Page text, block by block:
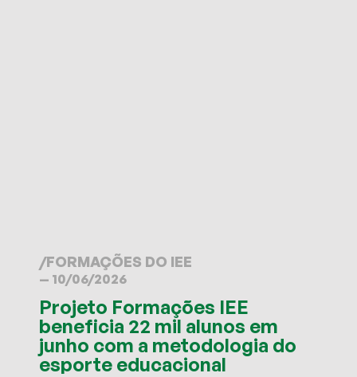
/FORMAÇÕES DO IEE
— 10/06/2026
Projeto Formações IEE
beneficia 22 mil alunos em
junho com a metodologia do
esporte educacional